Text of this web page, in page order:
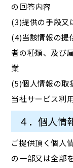
の回答内容
(3)提供の手段又
(4)当該情報の提
者の種類、及び
業
(5)個人情報の取
当社サービス利
４．個人情
ご提供頂く個人
の一部又は全部